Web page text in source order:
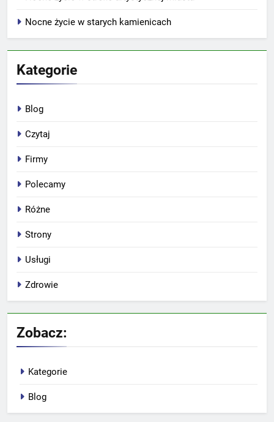
Nocne życie w starych kamienicach
Kategorie
Blog
Czytaj
Firmy
Polecamy
Różne
Strony
Usługi
Zdrowie
Zobacz:
Kategorie
Blog